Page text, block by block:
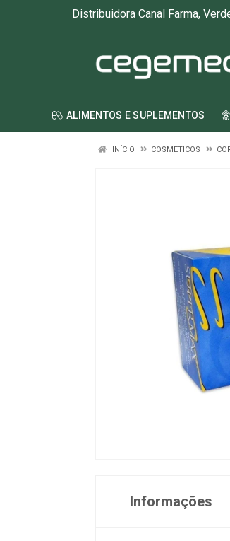
Distribuidora Canal Farma,
ALIMENTOS E SUPLEMENTOS
INÍCIO COSMETICOS
Informações